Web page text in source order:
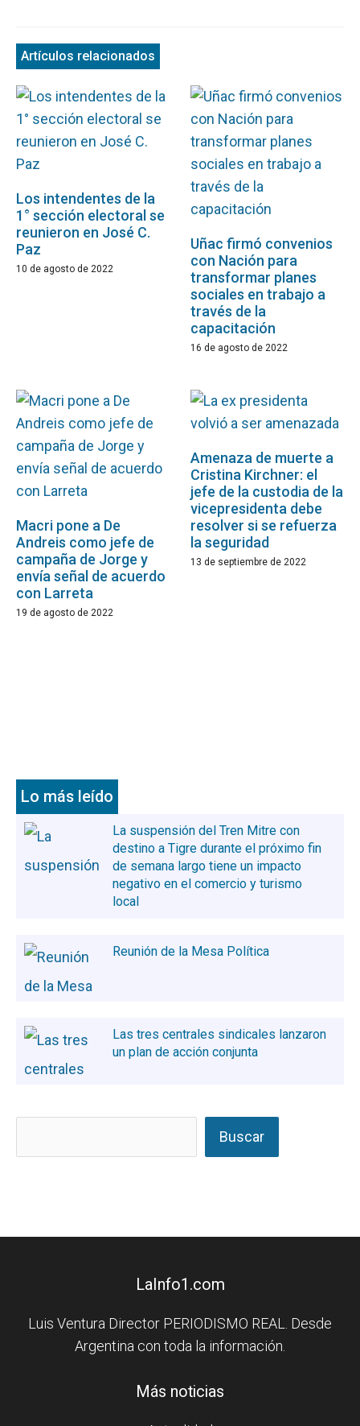
Artículos relacionados
Los intendentes de la
1° sección electoral se
reunieron en José C.
Paz
10 de agosto de 2022
Uñac firmó convenios
con Nación para
transformar planes
sociales en trabajo a
través de la
capacitación
16 de agosto de 2022
Macri pone a De
Andreis como jefe de
campaña de Jorge y
envía señal de acuerdo
con Larreta
19 de agosto de 2022
Amenaza de muerte a
Cristina Kirchner: el
jefe de la custodia de la
vicepresidenta debe
resolver si se refuerza
la seguridad
13 de septiembre de 2022
Lo más leído
La suspensión del Tren Mitre con
destino a Tigre durante el próximo fin
de semana largo tiene un impacto
negativo en el comercio y turismo
local
Reunión de la Mesa Política
Las tres centrales sindicales lanzaron
un plan de acción conjunta
Buscar
LaInfo1.com
Luis Ventura Director PERIODISMO REAL. Desde
Argentina con toda la información.
Más noticias